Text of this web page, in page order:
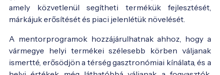
amely közvetlenül segítheti termékük fejlesztését,
márkájuk erősítését és piaci jelenlétük növelését.
A mentorprogramok hozzájárulhatnak ahhoz, hogy a
vármegye helyi termékei szélesebb körben váljanak
ismertté, erősödjön a térség gasztronómiai kínálata, és a